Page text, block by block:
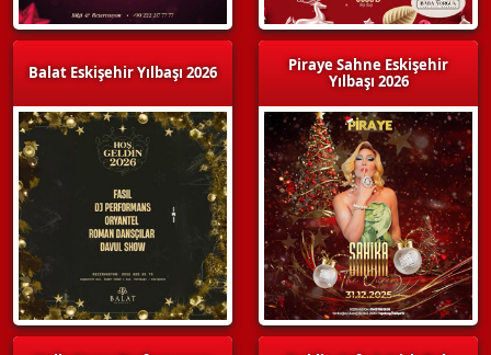
Balat Eskişehir Yılbaşı 2026
Piraye Sahne Eskişehir
Yılbaşı 2026